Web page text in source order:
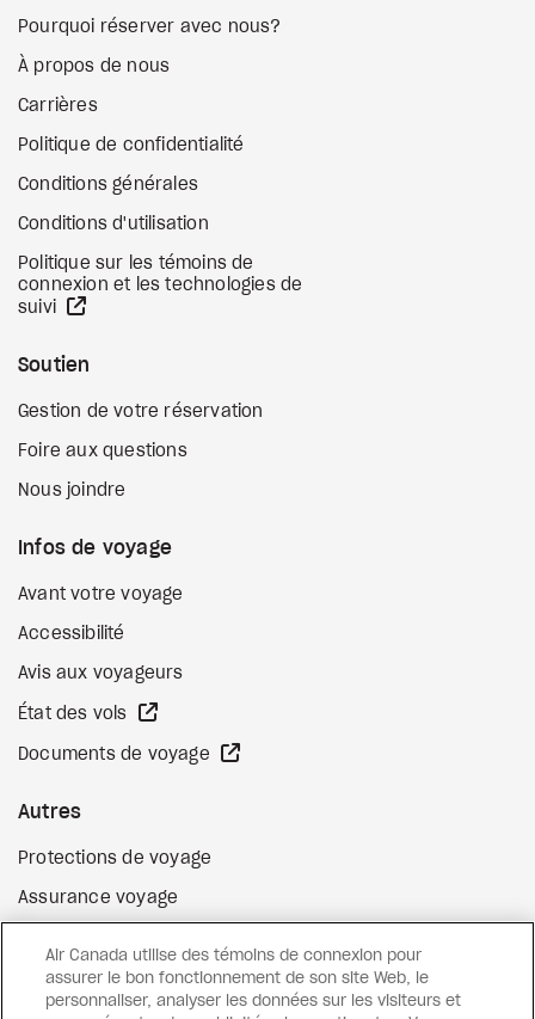
Pourquoi réserver avec nous?
À propos de nous
Carrières
Politique de confidentialité
Conditions générales
Conditions d'utilisation
Politique sur les témoins de
connexion et les technologies de
suivi
Soutien
Gestion de votre réservation
Foire aux questions
Nous joindre
Infos de voyage
Avant votre voyage
Accessibilité
Avis aux voyageurs
État des vols
Documents de voyage
Autres
Protections de voyage
Assurance voyage
Surclassement de vol
Air Canada utilise des témoins de connexion pour
assurer le bon fonctionnement de son site Web, le
personnaliser, analyser les données sur les visiteurs et